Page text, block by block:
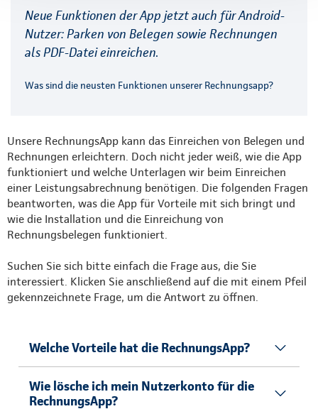
Passwort vergessen
Neue Funktionen der App jetzt auch für Android-
Nutzer: Parken von Belegen sowie Rechnungen
als PDF-Datei einreichen.
Was sind die neusten Funktionen unserer Rechnungsapp?
Unsere RechnungsApp kann das Einreichen von Belegen und
Rechnungen erleichtern. Doch nicht jeder weiß, wie die App
funktioniert und welche Unterlagen wir beim Einreichen
einer Leistungsabrechnung benötigen. Die folgenden Fragen
beantworten, was die App für Vorteile mit sich bringt und
wie die Installation und die Einreichung von
Rechnungsbelegen funktioniert.
Suchen Sie sich bitte einfach die Frage aus, die Sie
interessiert. Klicken Sie anschließend auf die mit einem Pfeil
gekennzeichnete Frage, um die Antwort zu öffnen.
Welche Vorteile hat die RechnungsApp?
Wie lösche ich mein Nutzerkonto für die
RechnungsApp?